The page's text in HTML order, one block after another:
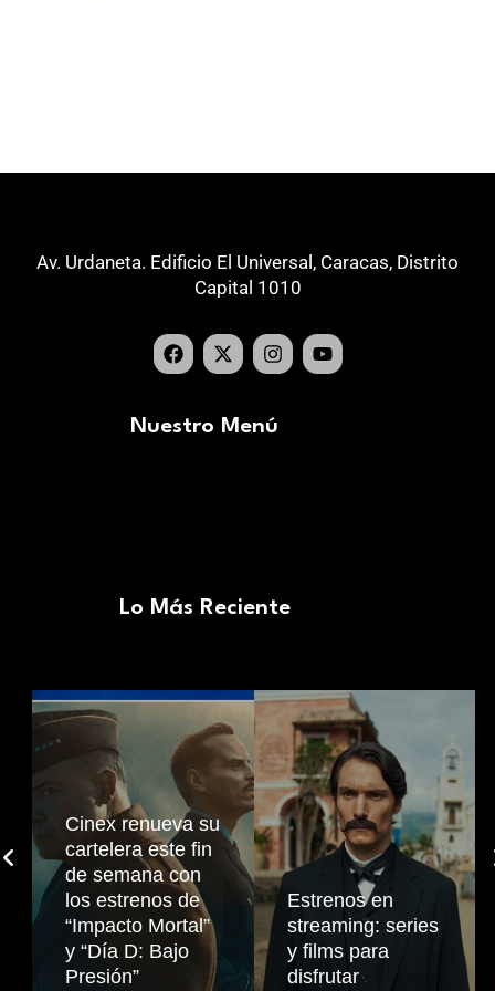
Av. Urdaneta. Edificio El Universal, Caracas, Distrito
Capital 1010
Nuestro Menú
Lo Más Reciente
Cinex renueva su
cartelera este fin
de semana con
los estrenos de
“Impacto Mortal”
y “Día D: Bajo
Presión”
Estrenos en
streaming: series
y films para
disfrutar